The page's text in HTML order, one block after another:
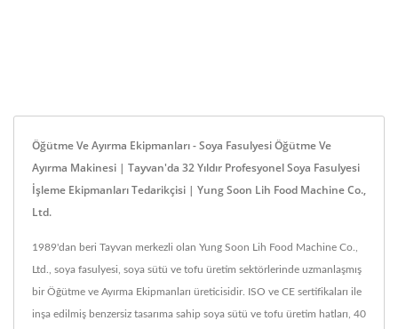
Öğütme Ve Ayırma Ekipmanları - Soya Fasulyesi Öğütme Ve
Ayırma Makinesi | Tayvan'da 32 Yıldır Profesyonel Soya Fasulyesi
İşleme Ekipmanları Tedarikçisi | Yung Soon Lih Food Machine Co.,
Ltd.
1989'dan beri Tayvan merkezli olan Yung Soon Lih Food Machine Co.,
Ltd., soya fasulyesi, soya sütü ve tofu üretim sektörlerinde uzmanlaşmış
bir Öğütme ve Ayırma Ekipmanları üreticisidir. ISO ve CE sertifikaları ile
inşa edilmiş benzersiz tasarıma sahip soya sütü ve tofu üretim hatları, 40